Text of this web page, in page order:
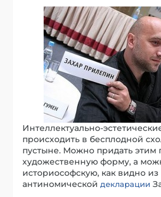
Интеллектуально-
происходить в бесплодной
пустыне. Можно придать
художественную форму, а
историософскую, как видно
антиномическойдекларации